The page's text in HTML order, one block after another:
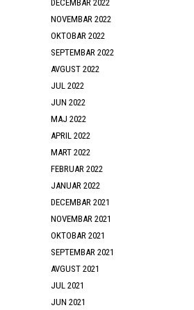
DECEMBAR 2022
NOVEMBAR 2022
OKTOBAR 2022
SEPTEMBAR 2022
AVGUST 2022
JUL 2022
JUN 2022
MAJ 2022
APRIL 2022
MART 2022
FEBRUAR 2022
JANUAR 2022
DECEMBAR 2021
NOVEMBAR 2021
OKTOBAR 2021
SEPTEMBAR 2021
AVGUST 2021
JUL 2021
JUN 2021